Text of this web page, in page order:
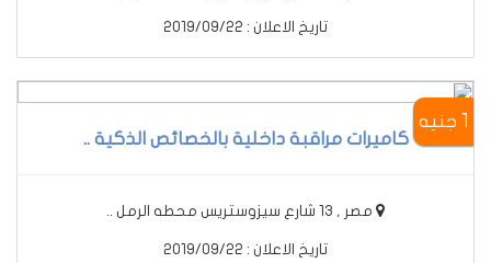
تاريخ الاعلان : 2019/09/22
1 جنيه
كاميرات مراقبة داخلية بالخصائص الذكية ..
مصر , 13 شارع سيزوستريس محطه الرمل ..
تاريخ الاعلان : 2019/09/22